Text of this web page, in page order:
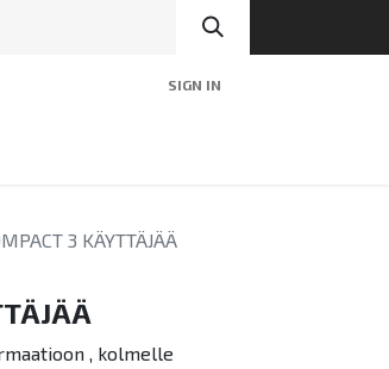
SIGN IN
3 KÄYTTÄJÄÄ
, kolmelle